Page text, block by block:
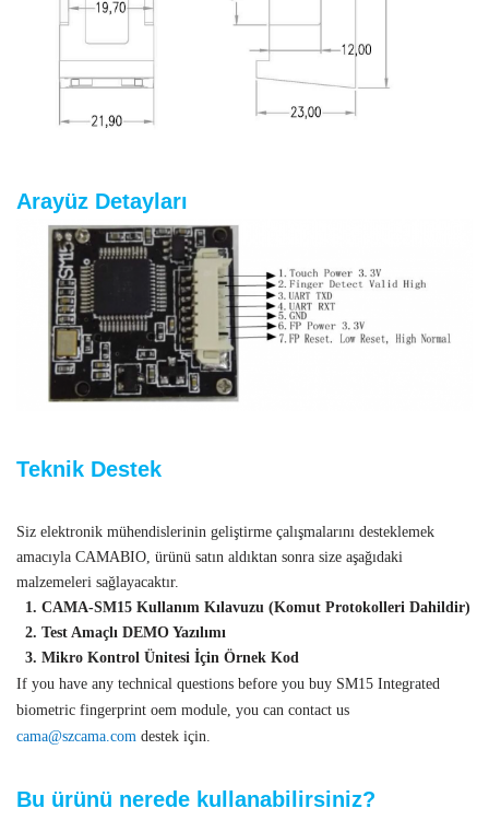
Arayüz Detayları
Teknik Destek
Siz elektronik mühendislerinin geliştirme çalışmalarını desteklemek
amacıyla CAMABIO, ürünü satın aldıktan sonra size aşağıdaki
malzemeleri sağlayacaktır.
1. CAMA-SM15 Kullanım Kılavuzu (Komut Protokolleri Dahildir)
2. Test Amaçlı DEMO Yazılımı
3. Mikro Kontrol Ünitesi İçin Örnek Kod
If you have any technical questions before you buy SM15 Integrated
biometric fingerprint oem module, you can contact us
cama@szcama.com destek için.
Bu ürünü nerede kullanabilirsiniz?